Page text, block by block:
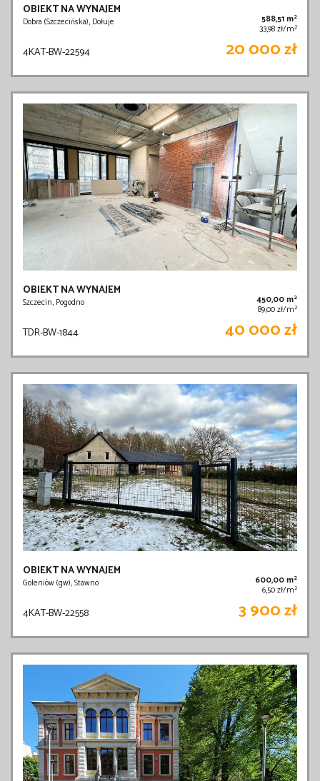
OBIEKT NA WYNAJEM
Dobra (Szczecińska), Dołuje 588,51 m2
33,98 zł/m2
4KAT-BW-22594 20 000 zł
OBIEKT NA WYNAJEM
Szczecin, Pogodno 450,00 m2
89,00 zł/m2
TDR-BW-1844 40 000 zł
OBIEKT NA WYNAJEM
Goleniów (gw), Stawno 600,00 m2
6,50 zł/m2
4KAT-BW-22558 3 900 zł